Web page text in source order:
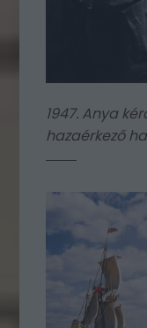
1947. Anya
hazaérkező